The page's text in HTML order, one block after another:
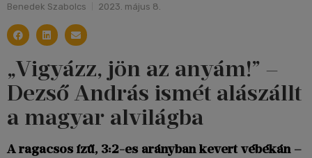
Benedek Szabolcs 2023. május 8.
„Vigyázz, jön az anyám!” –
Dezső András ismét alászállt
a magyar alvilágba
A ragacsos ízű, 3:2-es arányban kevert vébékán –